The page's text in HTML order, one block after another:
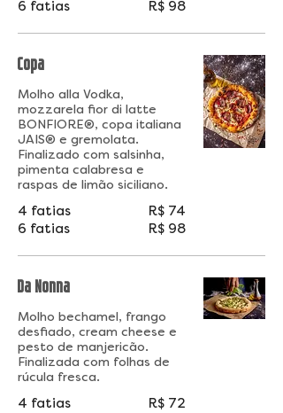
6 fatias
R$ 98
Copa
Molho alla Vodka,
mozzarela fior di latte
BONFIORE®, copa italiana
JAIS® e gremolata.
Finalizado com salsinha,
pimenta calabresa e
raspas de limão siciliano.
4 fatias
R$ 74
6 fatias
R$ 98
Da Nonna
Molho bechamel, frango
desfiado, cream cheese e
pesto de manjericão.
Finalizada com folhas de
rúcula fresca.
4 fatias
R$ 72